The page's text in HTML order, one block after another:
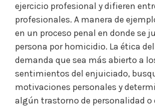
ejercicio profesional y difieren
profesionales. A manera de
en un proceso penal en donde se
persona por homicidio. La ética
demanda que sea más abierto a
sentimientos del enjuiciado,
motivaciones personales y
algún trastorno de personalidad o